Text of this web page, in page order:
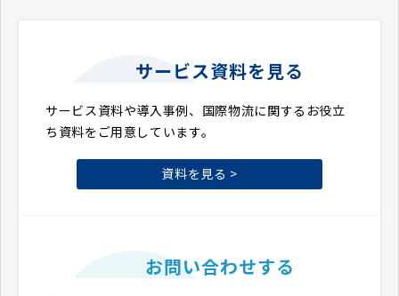
サービス資料を見る
サービス資料や導入事例、国際物流に関するお役立
ち資料をご用意しています。
資料を見る >
お問い合わせする